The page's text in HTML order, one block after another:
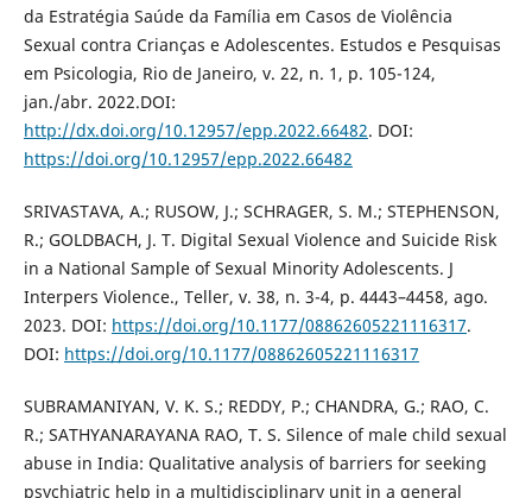
da Estratégia Saúde da Família em Casos de Violência
Sexual contra Crianças e Adolescentes. Estudos e Pesquisas
em Psicologia, Rio de Janeiro, v. 22, n. 1, p. 105-124,
jan./abr. 2022.DOI:
http://dx.doi.org/10.12957/epp.2022.66482. DOI:
https://doi.org/10.12957/epp.2022.66482
SRIVASTAVA, A.; RUSOW, J.; SCHRAGER, S. M.; STEPHENSON,
R.; GOLDBACH, J. T. Digital Sexual Violence and Suicide Risk
in a National Sample of Sexual Minority Adolescents. J
Interpers Violence., Teller, v. 38, n. 3-4, p. 4443–4458, ago.
2023. DOI: https://doi.org/10.1177/08862605221116317.
DOI: https://doi.org/10.1177/08862605221116317
SUBRAMANIYAN, V. K. S.; REDDY, P.; CHANDRA, G.; RAO, C.
R.; SATHYANARAYANA RAO, T. S. Silence of male child sexual
abuse in India: Qualitative analysis of barriers for seeking
psychiatric help in a multidisciplinary unit in a general